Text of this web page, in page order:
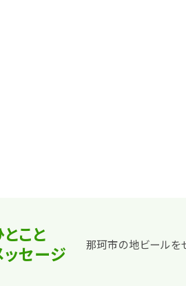
こと
ッセージ
那珂市の地ビールを